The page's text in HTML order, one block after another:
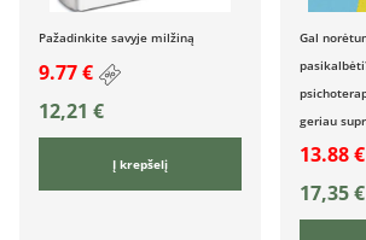
Pažadinkite savyje milžiną
9.77 €
12,21 €
Į krepšelį
Gal
geriau
13.88 €
17,35€